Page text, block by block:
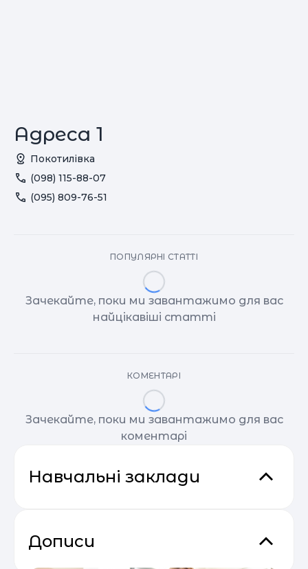
Адреса 1
Покотилівка
(098) 115-88-07
(095) 809-76-51
ПОПУЛЯРНІ СТАТТІ
Зачекайте, поки ми завантажимо для вас
найцікавіші статті
КОМЕНТАРІ
Зачекайте, поки ми завантажимо для вас
коментарі
Навчальні заклади
Дописи